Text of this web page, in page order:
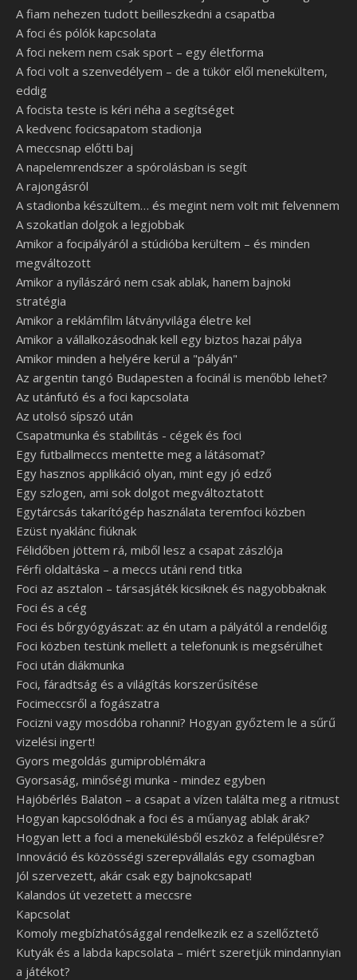
A fiam nehezen tudott beilleszkedni a csapatba
A foci és pólók kapcsolata
A foci nekem nem csak sport – egy életforma
A foci volt a szenvedélyem – de a tükör elől menekültem,
eddig
A focista teste is kéri néha a segítséget
A kedvenc focicsapatom stadionja
A meccsnap előtti baj
A napelemrendszer a spórolásban is segít
A rajongásról
A stadionba készültem… és megint nem volt mit felvennem
A szokatlan dolgok a legjobbak
Amikor a focipályáról a stúdióba kerültem – és minden
megváltozott
Amikor a nyílászáró nem csak ablak, hanem bajnoki
stratégia
Amikor a reklámfilm látványvilága életre kel
Amikor a vállalkozásodnak kell egy biztos hazai pálya
Amikor minden a helyére kerül a "pályán"
Az argentin tangó Budapesten a focinál is menőbb lehet?
Az utánfutó és a foci kapcsolata
Az utolsó sípszó után
Csapatmunka és stabilitás - cégek és foci
Egy futballmeccs mentette meg a látásomat?
Egy hasznos applikáció olyan, mint egy jó edző
Egy szlogen, ami sok dolgot megváltoztatott
Egytárcsás takarítógép használata teremfoci közben
Ezüst nyaklánc fiúknak
Félidőben jöttem rá, miből lesz a csapat zászlója
Férfi oldaltáska – a meccs utáni rend titka
Foci az asztalon – társasjáték kicsiknek és nagyobbaknak
Foci és a cég
Foci és bőrgyógyászat: az én utam a pályától a rendelőig
Foci közben testünk mellett a telefonunk is megsérülhet
Foci után diákmunka
Foci, fáradtság és a világítás korszerűsítése
Focimeccsről a fogászatra
Focizni vagy mosdóba rohanni? Hogyan győztem le a sűrű
vizelési ingert!
Gyors megoldás gumiproblémákra
Gyorsaság, minőségi munka - mindez egyben
Hajóbérlés Balaton – a csapat a vízen találta meg a ritmust
Hogyan kapcsolódnak a foci és a műanyag ablak árak?
Hogyan lett a foci a menekülésből eszköz a felépülésre?
Innováció és közösségi szerepvállalás egy csomagban
Jól szervezett, akár csak egy bajnokcsapat!
Kalandos út vezetett a meccsre
Kapcsolat
Komoly megbízhatósággal rendelkezik ez a szellőztető
Kutyák és a labda kapcsolata – miért szeretjük mindannyian
a játékot?